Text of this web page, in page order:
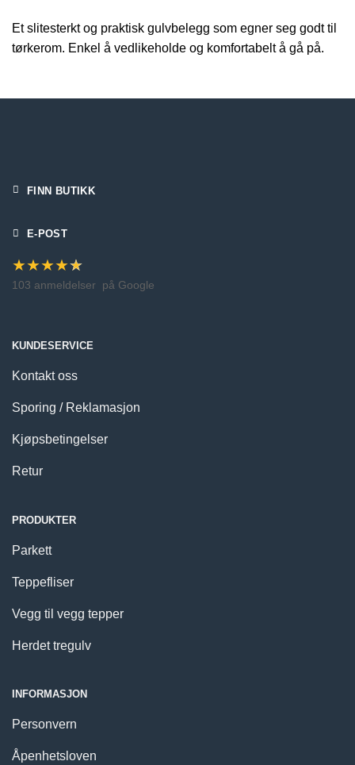
Et slitesterkt og praktisk gulvbelegg som egner seg godt til
tørkerom. Enkel å vedlikeholde og komfortabelt å gå på.
FINN BUTIKK
E-POST
★★★★★
103 anmeldelser på Google
KUNDESERVICE
Kontakt oss
Sporing / Reklamasjon
Kjøpsbetingelser
Retur
PRODUKTER
Parkett
Teppefliser
Vegg til vegg tepper
Herdet tregulv
INFORMASJON
Personvern
Åpenhetsloven